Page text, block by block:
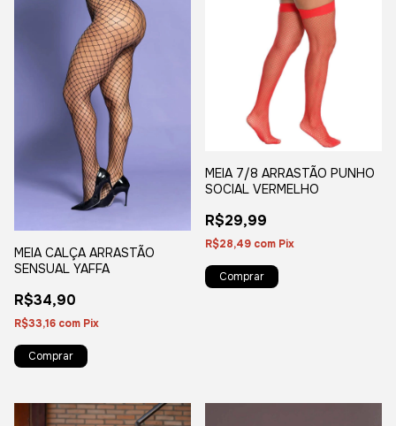
MEIA CALÇA ARRASTÃO
SENSUAL YAFFA
R$34,90
R$33,16 com Pix
MEIA 7/8 ARRASTÃO PUNHO
SOCIAL VERMELHO
R$29,99
R$28,49 com Pix